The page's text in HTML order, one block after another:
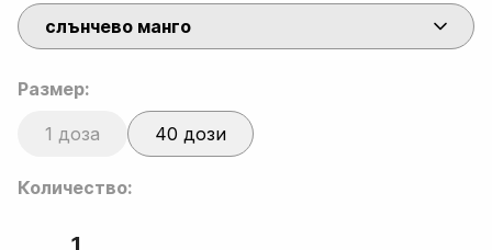
customer
ratings
0.87 €
through
слънчево манго
Размер:
1 доза 40 дози
Количество:
Creatine